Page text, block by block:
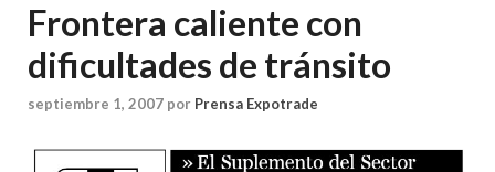
Frontera caliente con
dificultades de tránsito
septiembre 1, 2007 por Prensa Expotrade